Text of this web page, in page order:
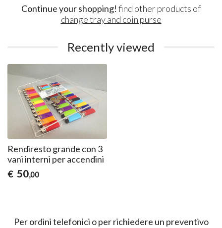
Continue your shopping! find other products of
change tray and coin purse
Recently viewed
Rendiresto grande con 3
vani interni per accendini
€ 50,00
Per ordini telefonici o per richiedere un preventivo